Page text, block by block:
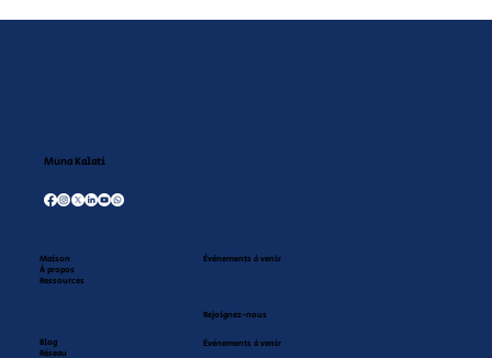
Muna Kalati
Maison
À propos
Ressources
Blog
Réseau
Rejoignez-nous
Événements à venir
Événements à venir